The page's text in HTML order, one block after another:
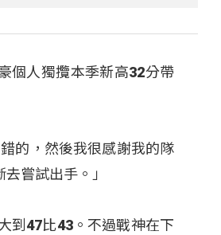
個人獨攬本季新高32分帶
的，然後我很感謝我的隊
嘗試出手。」
到47比43。不過戰神在下